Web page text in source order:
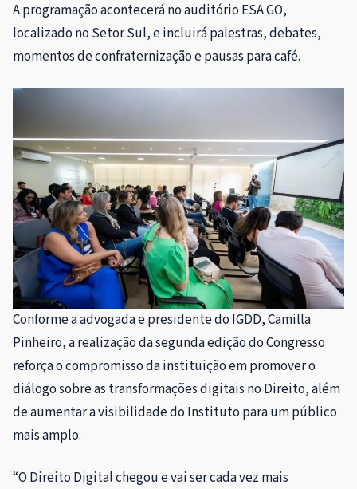
A programação acontecerá no auditório ESA GO,
localizado no Setor Sul, e incluirá palestras, debates,
momentos de confraternização e pausas para café.
Conforme a advogada e presidente do IGDD, Camilla
Pinheiro, a realização da segunda edição do Congresso
reforça o compromisso da instituição em promover o
diálogo sobre as transformações digitais no Direito, além
de aumentar a visibilidade do Instituto para um público
mais amplo.
“O Direito Digital chegou e vai ser cada vez mais